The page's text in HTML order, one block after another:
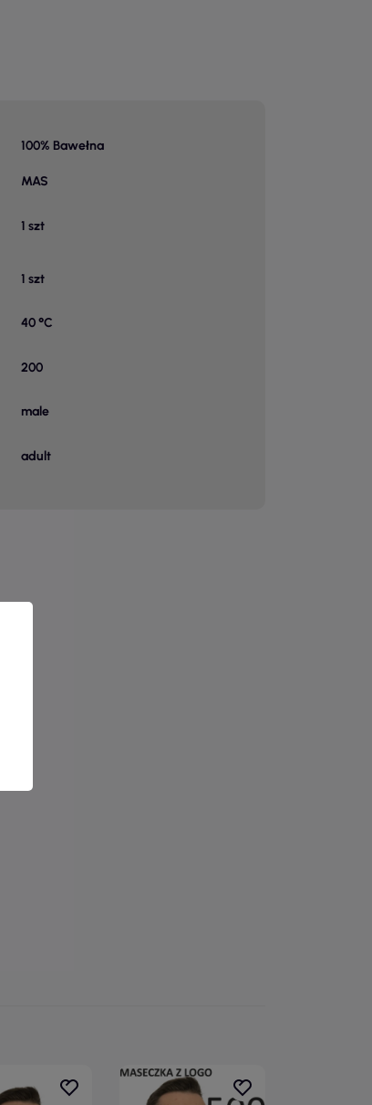
100% Bawełna
MAS
1 szt
1 szt
40 °C
200
male
adult